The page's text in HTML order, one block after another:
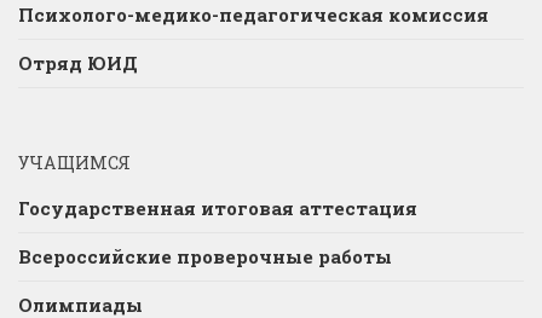
Психолого-медико-педагогическая комиссия
Отряд ЮИД
УЧАЩИМСЯ
Государственная итоговая аттестация
Всероссийские проверочные работы
Олимпиады